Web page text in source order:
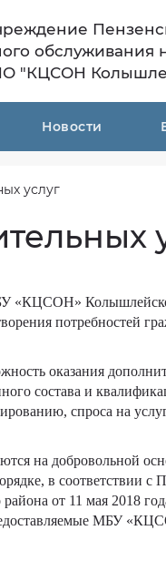
обслуживания
"КЦСОН
Новости
услуг
«КЦСОН»
потребностей
оказания
состава и
спроса на
на добровольной
в соответствии с
от 11 мая 2018
МБУ